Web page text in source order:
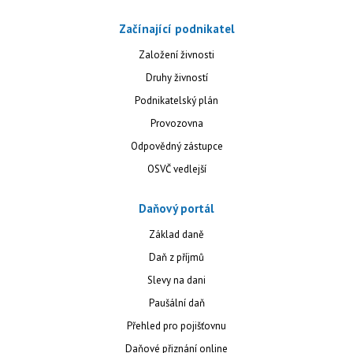
Začínající podnikatel
Založení živnosti
Druhy živností
Podnikatelský plán
Provozovna
Odpovědný zástupce
OSVČ vedlejší
Daňový portál
Základ daně
Daň z příjmů
Slevy na dani
Paušální daň
Přehled pro pojišťovnu
Daňové přiznání online